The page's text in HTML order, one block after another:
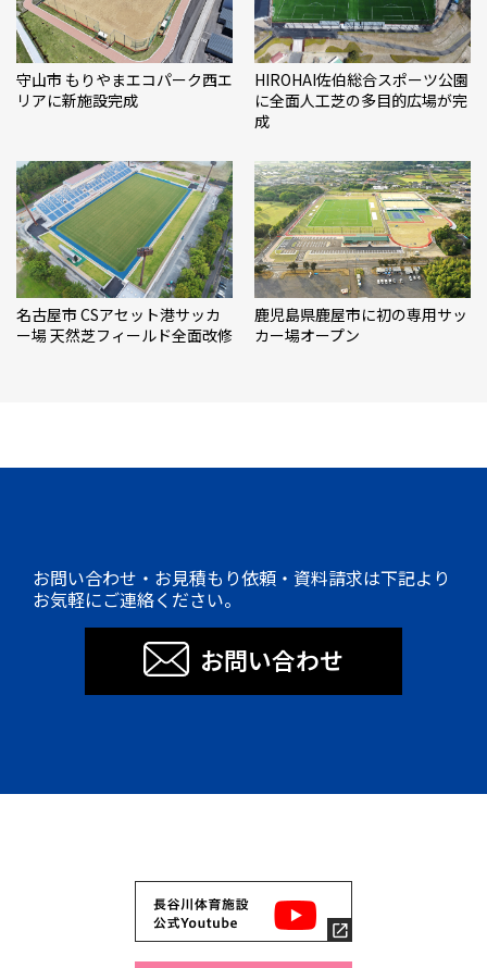
守山市 もりやまエコパーク西エ
リアに新施設完成
HIROHAI佐伯総合スポーツ公園
に全面人工芝の多目的広場が完
成
名古屋市 CSアセット港サッカ
ー場 天然芝フィールド全面改修
鹿児島県鹿屋市に初の専用サッ
カー場オープン
お問い合わせ・お見積もり依頼・資料請求は下記より
お気軽にご連絡ください。
お問い合わせ